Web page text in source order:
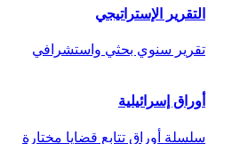
التقرير الإستراتيجي
تقرير سنوي بحثي واستشرافي
أوراق إسرائيلية
سلسلة أوراق تتابع قضايا مختارة